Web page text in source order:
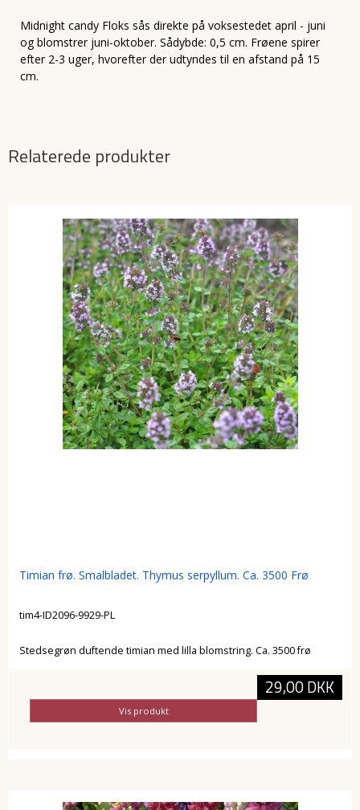
Midnight candy Floks sås direkte på voksestedet april - juni
og blomstrer juni-oktober. Sådybde: 0,5 cm. Frøene spirer
efter 2-3 uger, hvorefter der udtyndes til en afstand på 15
cm.
Relaterede produkter
Timian frø. Smalbladet. Thymus serpyllum. Ca. 3500 Frø
tim4-ID2096-9929-PL
Stedsegrøn duftende timian med lilla blomstring. Ca. 3500 frø
29,00 DKK
Vis produkt